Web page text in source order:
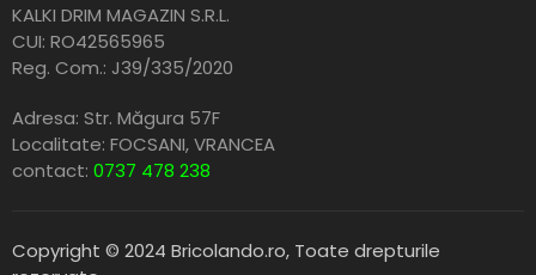
KALKI DRIM MAGAZIN S.R.L.
CUI: RO42565965
Reg. Com.: J39/335/2020
Adresa: Str. Măgura 57F
Localitate: FOCSANI,VRANCEA
contact: 0737 478 238
Copyright © 2024 Bricolando.ro, Toate drepturile